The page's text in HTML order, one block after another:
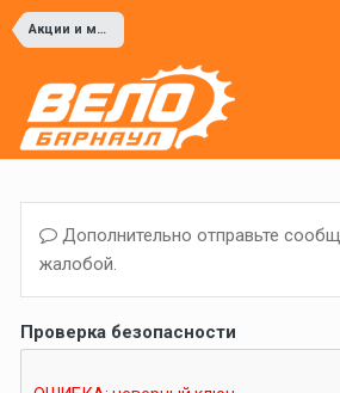
Акции и мероприятия
Дополнительно отправьте
жалобой.
Проверка безопасности